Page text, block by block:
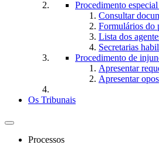
Procedimento
Consultar
Formulários do
Lista dos
Secretarias
Procedimento de
Apresentar
Apresentar
Os Tribunais
Toggle
navigationProcessos